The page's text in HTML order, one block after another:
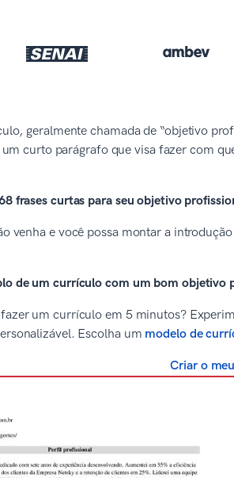
geralmente chamada de “objetivo
curto parágrafo que visa fazer com
frases curtas para seu objetivo
venha e você possa montar a
de um currículo com um bom objetivo
um currículo em 5 minutos?
Escolha um modelo de
Criar o